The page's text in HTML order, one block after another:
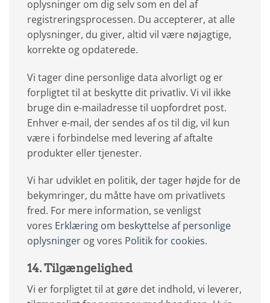
oplysninger om dig selv som en del af
registreringsprocessen. Du accepterer, at alle
oplysninger, du giver, altid vil være nøjagtige,
korrekte og opdaterede.
Vi tager dine personlige data alvorligt og er
forpligtet til at beskytte dit privatliv. Vi vil ikke
bruge din e-mailadresse til uopfordret post.
Enhver e-mail, der sendes af os til dig, vil kun
være i forbindelse med levering af aftalte
produkter eller tjenester.
Vi har udviklet en politik, der tager højde for de
bekymringer, du måtte have om privatlivets
fred. For mere information, se venligst
vores Erklæring om beskyttelse af personlige
oplysninger og vores Politik for cookies.
14. Tilgængelighed
Vi er forpligtet til at gøre det indhold, vi leverer,